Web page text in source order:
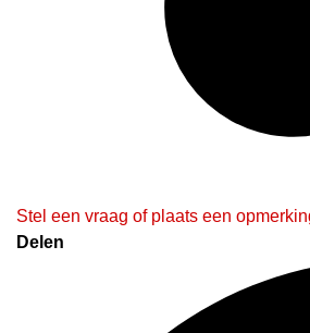
Stel een vraag of plaats een
Delen